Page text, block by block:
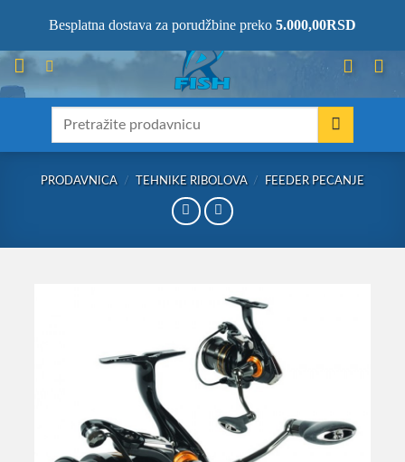
content
MESTU!
PRODAVNICA / TEHNIKE RIBOLOVA / FEEDER PECANJE
Besplatna dostava za porudžbine preko 5.000,00RSD